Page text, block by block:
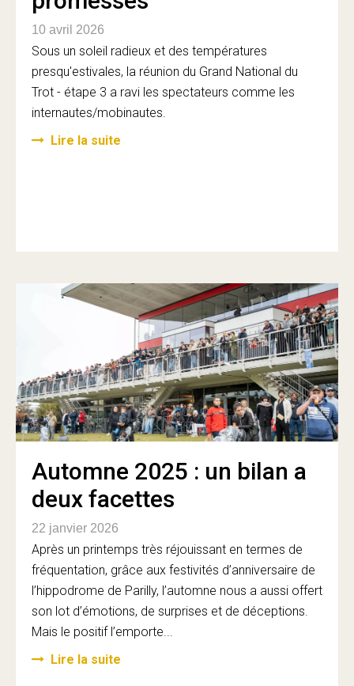
10 avril 2026
Sous un soleil radieux et des températures
presqu'estivales, la réunion du Grand National du
Trot - étape 3 a ravi les spectateurs comme les
internautes/mobinautes.
Lire la suite
Automne 2025 : un bilan a
deux facettes
22 janvier 2026
Après un printemps très réjouissant en termes de
fréquentation, grâce aux festivités d’anniversaire de
l’hippodrome de Parilly, l’automne nous a aussi offert
son lot d’émotions, de surprises et de déceptions.
Mais le positif l’emporte...
Lire la suite